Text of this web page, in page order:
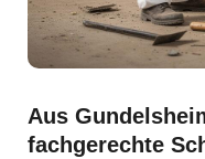
Aus
fachgerechte